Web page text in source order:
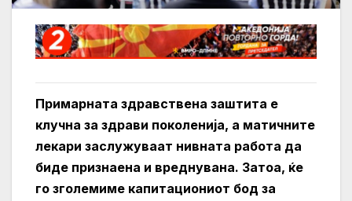
Примарната здравствена заштита е
клучна за здрави поколенија, а матичните
лекари заслужуваат нивната работа да
биде признаена и вреднувана. Затоа, ќе
го зголемиме капитациониот бод за